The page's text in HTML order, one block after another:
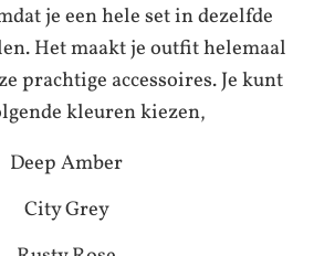
je een hele set in dezelfde
Het maakt je outfit helemaal
prachtige accessoires. Je kunt
kleuren kiezen,
Deep Amber
City Grey